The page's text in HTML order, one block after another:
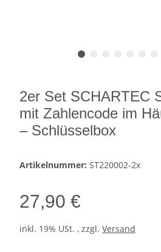
2er Set SCHARTEC
mit Zahlencode im
– Schlüsselbox
Artikelnummer: ST220002-2x
27,90 €
inkl. 19% USt. , zzgl. Versand